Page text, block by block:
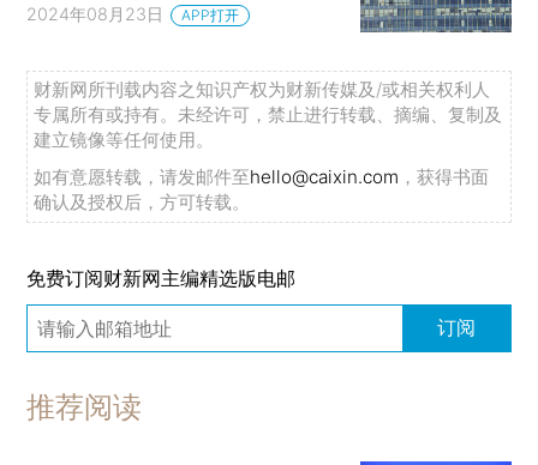
2024年08月23日 APP打开
财新网所刊载内容之知识产权为财新传媒及/或相关权利人
专属所有或持有。未经许可，禁止进行转载、摘编、复制及
建立镜像等任何使用。
如有意愿转载，请发邮件至hello@caixin.com ，获得书面
确认及授权后，方可转载。
免费订阅财新网主编精选版电邮
订阅
推荐阅读